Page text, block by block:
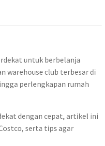
untuk berbelanja
warehouse club terbesar di
perlengkapan rumah
dengan cepat, artikel ini
serta tips agar